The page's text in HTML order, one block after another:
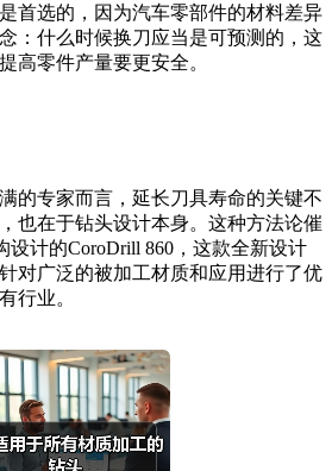
首选的，因为汽车零部件的材料差异
：什么时候换刀应当是可预测的，这
高零件产量要更安全。
专家而言，延长刀具寿命的关键不
也在于钻头设计本身。这种方法论催
设计的CoroDrill 860，这款全新设计
对广泛的被加工材质和应用进行了优
行业。